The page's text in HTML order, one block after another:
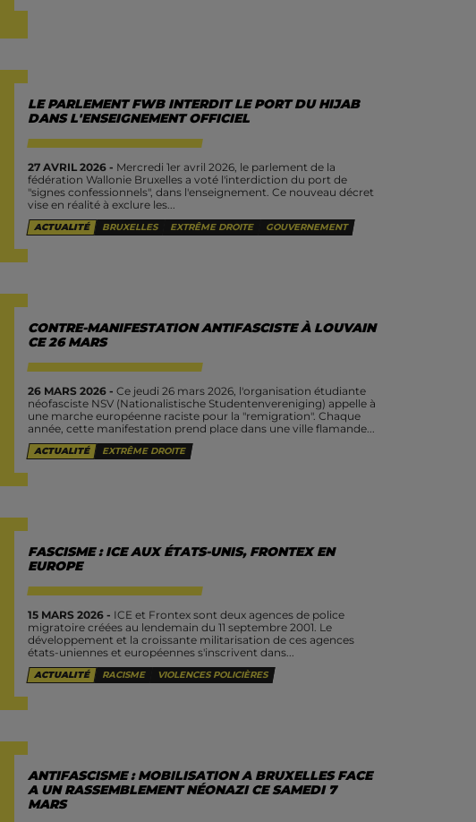
LE PARLEMENT FWB INTERDIT LE PORT DU HIJAB
DANS L'ENSEIGNEMENT OFFICIEL
27 AVRIL 2026 - Mercredi 1er avril 2026, le parlement de la
fédération Wallonie Bruxelles a voté l'interdiction du port de
"signes confessionnels", dans l'enseignement. Ce nouveau décret
vise en réalité à exclure les...
ACTUALITÉ BRUXELLES EXTRÊME DROITE GOUVERNEMENT
CONTRE-MANIFESTATION ANTIFASCISTE À LOUVAIN
CE 26 MARS
26 MARS 2026 - Ce jeudi 26 mars 2026, l'organisation étudiante
néofasciste NSV (Nationalistische Studentenvereniging) appelle à
une marche européenne raciste pour la "remigration". Chaque
année, cette manifestation prend place dans une ville flamande...
ACTUALITÉ EXTRÊME DROITE
FASCISME : ICE AUX ÉTATS-UNIS, FRONTEX EN
EUROPE
15 MARS 2026 - ICE et Frontex sont deux agences de police
migratoire créées au lendemain du 11 septembre 2001. Le
développement et la croissante militarisation de ces agences
états-uniennes et européennes s'inscrivent dans...
ACTUALITÉ RACISME VIOLENCES POLICIÈRES
ANTIFASCISME : MOBILISATION A BRUXELLES FACE
A UN RASSEMBLEMENT NÉONAZI CE SAMEDI 7
MARS